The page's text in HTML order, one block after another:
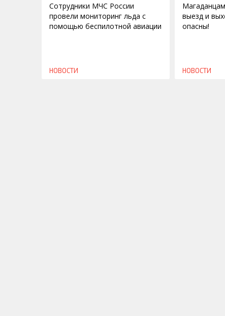
Сотрудники МЧС России
провели мониторинг льда с
помощью беспилотной авиации
НОВОСТИ
выезд и
опасны!
НОВОСТИ